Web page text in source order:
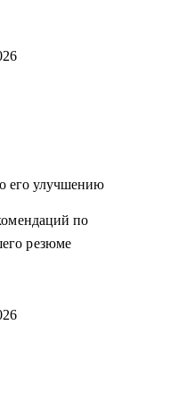
звена
только на
его улучшению
по
резюме